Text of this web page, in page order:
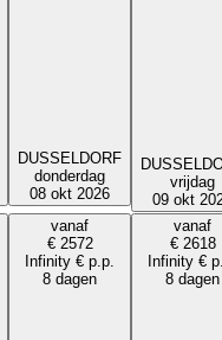
DUSSELDORF
donderdag
08 okt 2026
vrijdag
09 okt
vanaf
€ 2572
Infinity € p.p.
8 dagen
vanaf
€ 2618
Infinity €
8 dagen